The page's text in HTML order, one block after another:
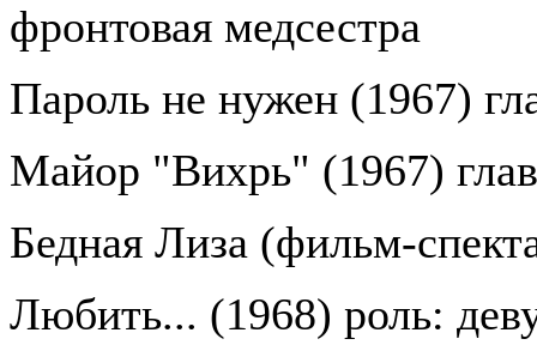
фронтовая медсестра
Пароль не нужен (1967)
Майор "Вихрь" (1967)
Бедная Лиза (фильм-
Любить... (1968) роль: